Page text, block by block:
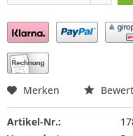
Preis anfragen
Merken
Artikel-Nr.: